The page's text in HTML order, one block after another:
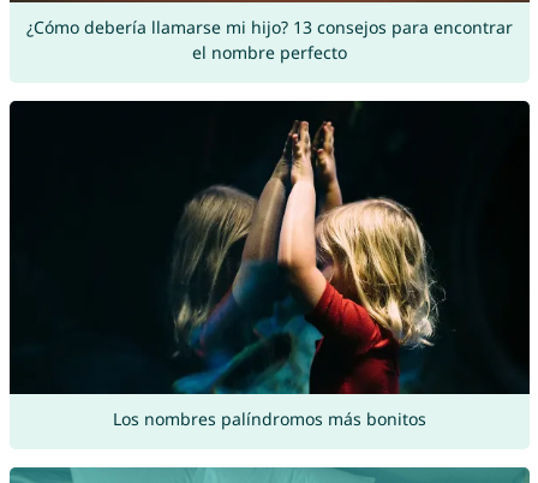
¿Cómo debería llamarse mi hijo? 13 consejos para encontrar
el nombre perfecto
Los nombres palíndromos más bonitos